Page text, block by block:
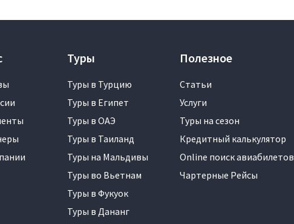
Туры
Туры в Турцию
Туры в Египет
Туры в ОАЭ
Туры в Таиланд
Туры на Мальдивы
Туры во Вьетнам
Туры в Фукуок
Туры в Дананг
Полезное
Статьи
Услуги
Туры на сезон
Кредитный калькулятор
Online поиск авиабилетов
Чартерные Рейсы